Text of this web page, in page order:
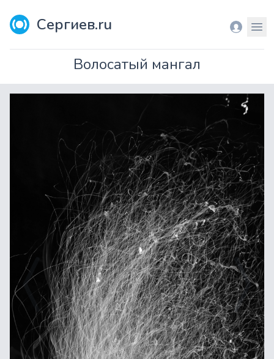
Сергиев.ru Вход
Волосатый мангал